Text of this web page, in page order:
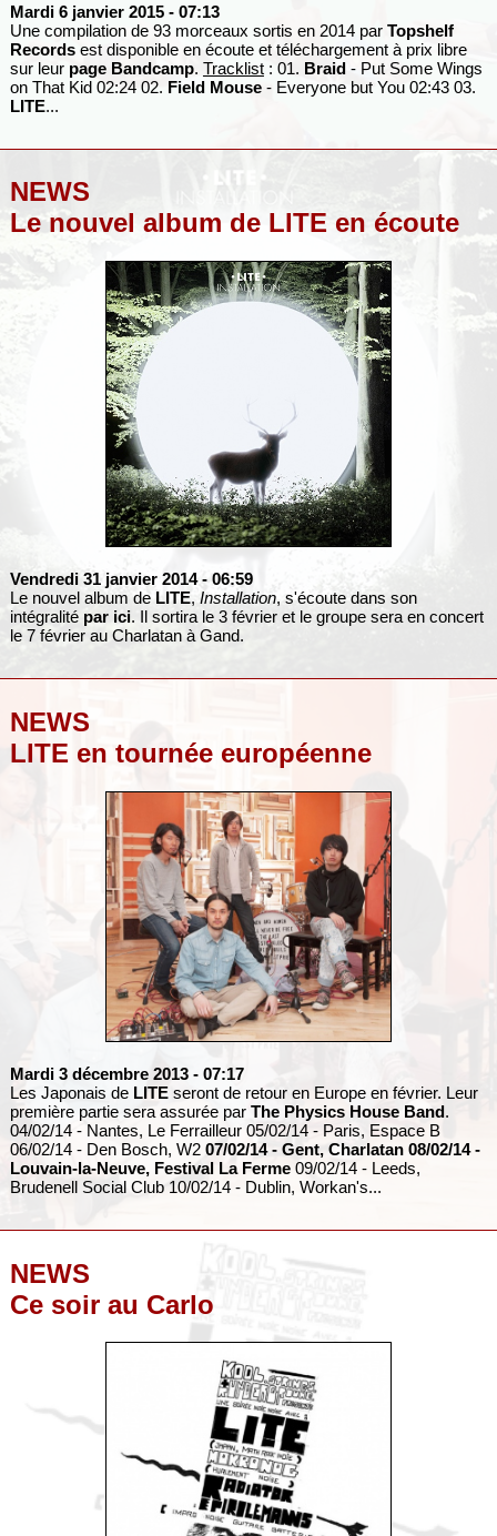
Mardi 6 janvier 2015 - 07:13
Une compilation de 93 morceaux sortis en 2014 par Topshelf
Recordsest disponible en écoute et téléchargement à prix libre
sur leur page Bandcamp. Tracklist: 01. Braid- Put Some Wings
on That Kid 02:24 02. Field Mouse- Everyone but You 02:43 03.
LITE...
NEWS
Le nouvel album de LITE en écoute
Vendredi 31 janvier 2014 - 06:59
Le nouvel album de LITE, Installation, s'écoute dans son
intégralité par ici. Il sortira le 3 février et le groupe sera en concert
le 7 février au Charlatan à Gand.
NEWS
LITE en tournée européenne
Mardi 3 décembre 2013 - 07:17
Les Japonais de LITEseront de retour en Europe en février. Leur
première partie sera assurée par The Physics House Band.
04/02/14 - Nantes, Le Ferrailleur 05/02/14 - Paris, Espace B
06/02/14 - Den Bosch, W2 07/02/14 - Gent, Charlatan 08/02/14 -
Louvain-la-Neuve, Festival La Ferme09/02/14 - Leeds,
Brudenell Social Club 10/02/14 - Dublin, Workan's...
NEWS
Ce soir au Carlo